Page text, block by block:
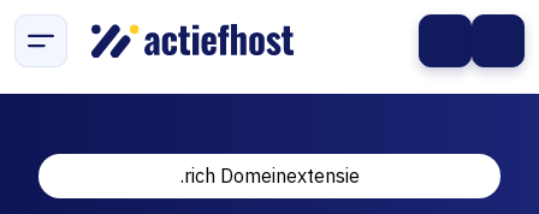
.rich Domeinextensie